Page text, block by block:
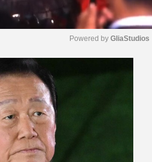
Powered by GliaStudios